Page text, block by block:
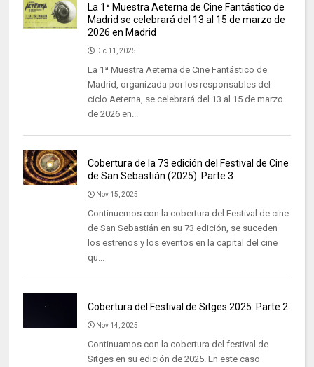
La 1ª Muestra Aeterna de Cine Fantástico de
Madrid se celebrará del 13 al 15 de marzo de
2026 en Madrid
Dic 11, 2025
La 1ª Muestra Aeterna de Cine Fantástico de
Madrid, organizada por los responsables del
ciclo Aeterna, se celebrará del 13 al 15 de marzo
de 2026 en...
Cobertura de la 73 edición del Festival de Cine
de San Sebastián (2025): Parte 3
Nov 15, 2025
Continuemos con la cobertura del Festival de cine
de San Sebastián en su 73 edición, se suceden
los estrenos y los eventos en la capital del cine
qu...
Cobertura del Festival de Sitges 2025: Parte 2
Nov 14, 2025
Continuamos con la cobertura del festival de
Sitges en su edición de 2025. En este caso